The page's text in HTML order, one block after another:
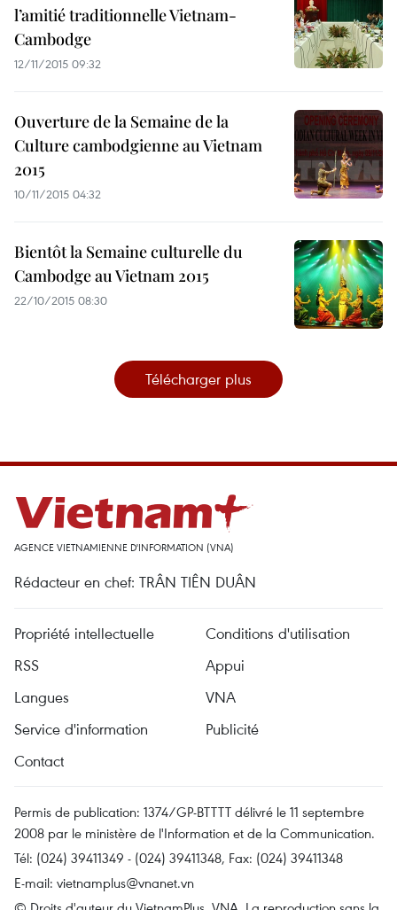
l’amitié traditionnelle Vietnam-
Cambodge
12/11/2015 09:32
Ouverture de la Semaine ​de la
Culture cambodgienne au Vietnam
2015
10/11/2015 04:32
Bientôt la Semaine culturelle du
Cambodge au Vietnam 2015
22/10/2015 08:30
Télécharger plus
AGENCE VIETNAMIENNE D'INFORMATION (VNA)
Rédacteur en chef: TRÂN TIÊN DUÂN
Propriété intellectuelle
Conditions d'utilisation
RSS
Appui
Langues
VNA
Service d'information
Publicité
Contact
Permis de publication: 1374/GP-BTTTT délivré le 11 septembre
2008 par le ministère de l'Information et de la Communication.
Tél: (024) 39411349 - (024) 39411348, Fax: (024) 39411348
E-mail: vietnamplus@vnanet.vn